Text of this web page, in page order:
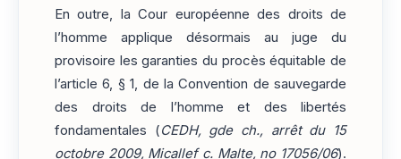
En outre, la Cour européenne des droits de
l’homme applique désormais au juge du
provisoire les garanties du procès équitable de
l’article 6, § 1, de la Convention de sauvegarde
des droits de l’homme et des libertés
fondamentales (CEDH, gde ch., arrêt du 15
octobre 2009, Micallef c. Malte, no 17056/06).